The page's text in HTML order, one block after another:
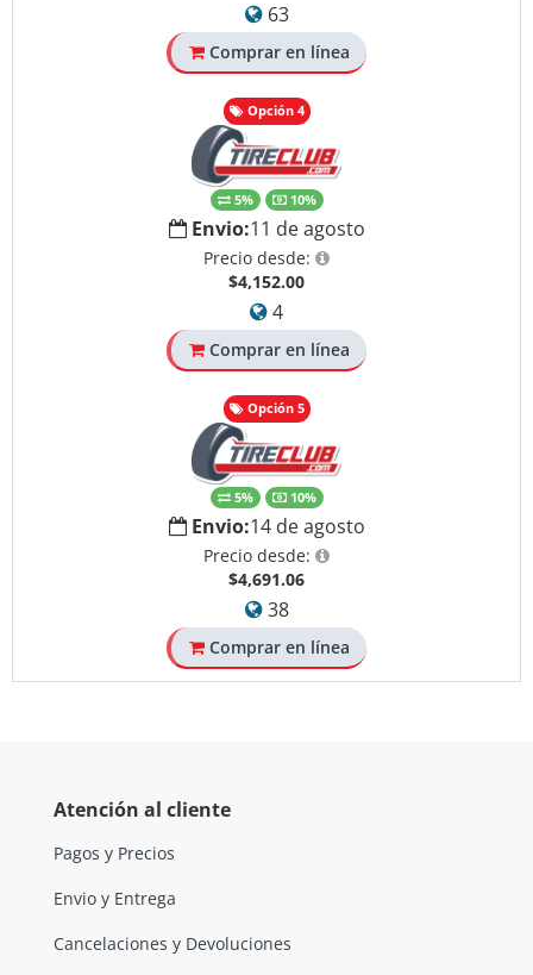
63
Comprar en línea
Opción 4
5% 10%
Envio:11 de agosto
Precio desde:
$4,152.00
4
Comprar en línea
Opción 5
5% 10%
Envio:14 de agosto
Precio desde:
$4,691.06
38
Comprar en línea
Atención al cliente
Pagos y Precios
Envio y Entrega
Cancelaciones y Devoluciones